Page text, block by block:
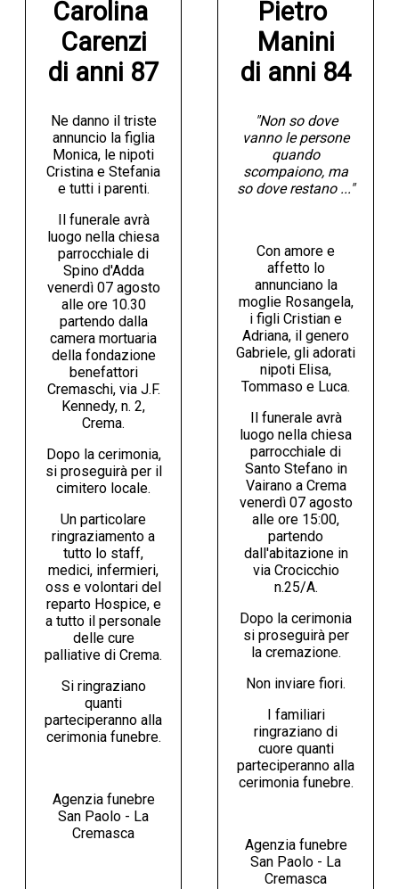
Carolina
Carenzi
di anni 87
Ne danno il triste
annuncio la figlia
Monica, le nipoti
Cristina e Stefania
e tutti i parenti.
Il funerale avrà
luogo nella chiesa
parrocchiale di
Spino d'Adda
venerdì 07 agosto
alle ore 10.30
partendo dalla
camera mortuaria
della fondazione
benefattori
Cremaschi, via J.F.
Kennedy, n. 2,
Crema.
Dopo la cerimonia,
si proseguirà per il
cimitero locale.
Un particolare
ringraziamento a
tutto lo staff,
medici, infermieri,
oss e volontari del
reparto Hospice, e
a tutto il personale
delle cure
palliative di Crema.
Si ringraziano
quanti
parteciperanno alla
cerimonia funebre.
Agenzia funebre
San Paolo - La
Cremasca
Pietro
Manini
di anni 84
"Non so dove
vanno le persone
quando
scompaiono, ma
so dove restano ..."
Con amore e
affetto lo
annunciano la
moglie Rosangela,
i figli Cristian e
Adriana, il genero
Gabriele, gli adorati
nipoti Elisa,
Tommaso e Luca.
Il funerale avrà
luogo nella chiesa
parrocchiale di
Santo Stefano in
Vairano a Crema
venerdì 07 agosto
alle ore 15:00,
partendo
dall'abitazione in
via Crocicchio
n.25/A.
Dopo la cerimonia
si proseguirà per
la cremazione.
Non inviare fiori.
I familiari
ringraziano di
cuore quanti
parteciperanno alla
cerimonia funebre.
Agenzia funebre
San Paolo - La
Cremasca